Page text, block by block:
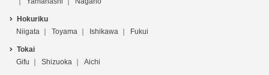
Hokuriku
Niigata
Toyama Ishikawa Fukui
Tokai
Gifu
Shizuoka Aichi